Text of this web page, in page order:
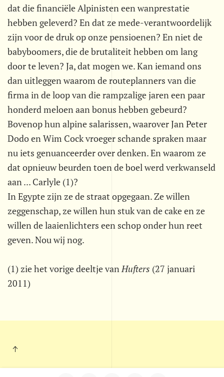
dat die financiële Alpinisten een wanprestatie
hebben geleverd? En dat ze mede-verantwoordelijk
zijn voor de druk op onze pensioenen? En niet de
babyboomers, die de brutaliteit hebben om lang
door te leven? Ja, dat mogen we. Kan iemand ons
dan uitleggen waarom de routeplanners van die
firma in de loop van die rampzalige jaren een paar
honderd meloen aan bonus hebben gebeurd?
Bovenop hun alpine salarissen, waarover Jan Peter
Dodo en Wim Cock vroeger schande spraken maar
nu iets genuanceerder over denken. En waarom ze
dat opnieuw beurden toen de boel werd verkwanseld
aan ... Carlyle (1)?
In Egypte zijn ze de straat opgegaan. Ze willen
zeggenschap, ze willen hun stuk van de cake en ze
willen de laaienlichters een schop onder hun reet
geven. Nou wij nog.
(1) zie het vorige deeltje vanHufters (27 januari
2011)